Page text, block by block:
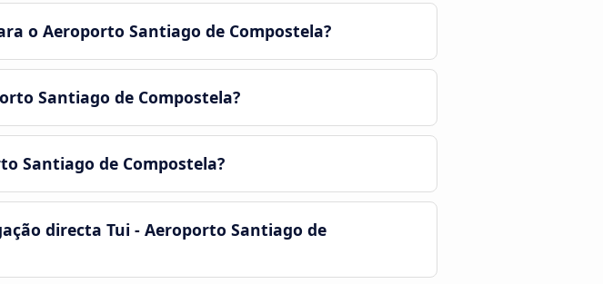
o Aeroporto Santiago de Compostela?
Santiago de Compostela?
Santiago de Compostela?
directa Tui - Aeroporto Santiago de